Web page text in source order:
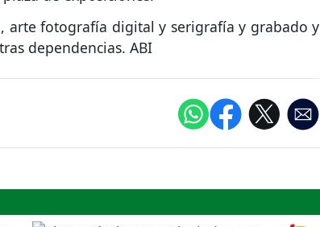
arte fotografía digital y serigrafía y grabado y
dependencias. ABI